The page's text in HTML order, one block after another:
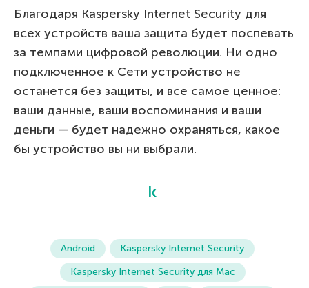
Благодаря Kaspersky Internet Security для
всех устройств ваша защита будет поспевать
за темпами цифровой революции. Ни одно
подключенное к Сети устройство не
останется без защиты, и все самое ценное:
ваши данные, ваши воспоминания и ваши
деньги — будет надежно охраняться, какое
бы устройство вы ни выбрали.
Android
Kaspersky Internet Security
Kaspersky Internet Security для Mac